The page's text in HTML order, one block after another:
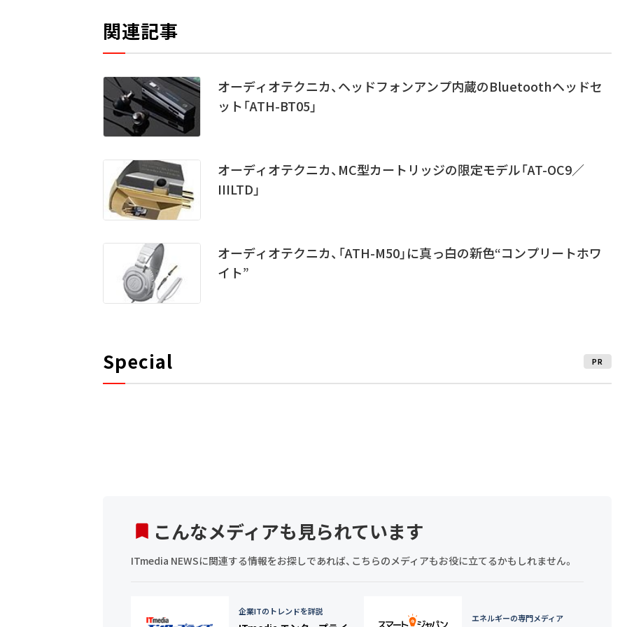
関連記事
オーディオテクニカ、ヘッドフォンアンプ内蔵のBluetoothヘッドセ
ット「ATH-BT05」
オーディオテクニカ、MC型カートリッジの限定モデル「AT-OC9／
IIILTD」
オーディオテクニカ、「ATH-M50」に真っ白の新色“コンプリートホワ
イト”
Special PR
こんなメディアも見られています
ITmedia NEWSに関連する情報をお探しであれば、こちらのメディアもお役に立てるかもしれません。
企業ITのトレンドを詳説
エネルギーの専門メディア